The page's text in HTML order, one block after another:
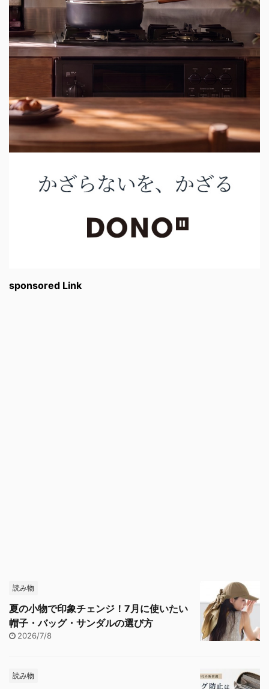
sponsored Link
読み物
夏の小物で印象チェンジ！7月に使いたい
帽子・バッグ・サンダルの選び方
2026/7/8
読み物